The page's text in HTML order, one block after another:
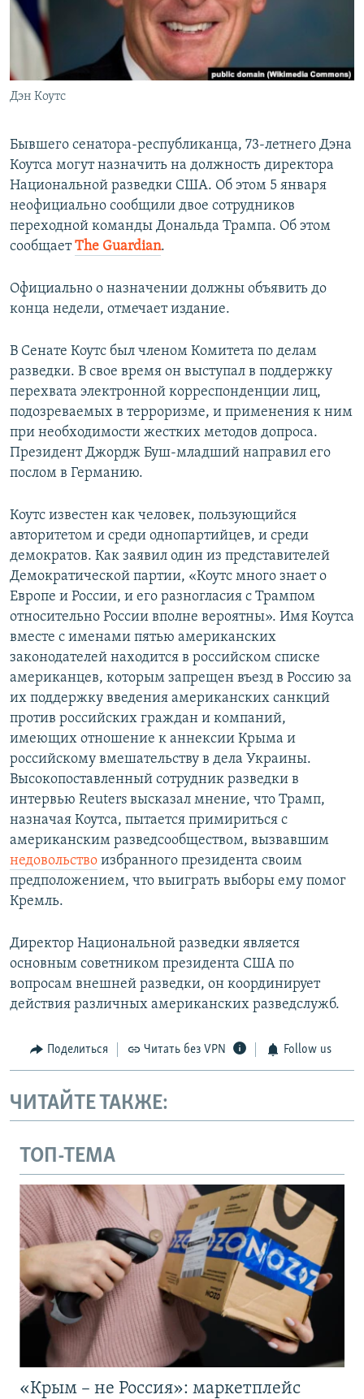
ПОБЕДИТЕЛЕЙ НЕ СУДЯТ?
КРЫМ.НЕПОКОРЕННЫЙ
ELIFBE
УКРАИНСКАЯ ПРОБЛЕМА КРЫМА
ПРИСОЕДИНЯЙТЕСЬ!
Дэн Коутс
Бывшего сенатора-республиканца, 73-летнего Дэна
Коутса могут назначить на должность директора
Национальной разведки США. Об этом 5 января
неофициально сообщили двое сотрудников
переходной команды Дональда Трампа. Об этом
сообщаетThe Guardian.
Официально о назначении должны объявить до
конца недели, отмечает издание.
В Сенате Коутс был членом Комитета по делам
разведки. В свое время он выступал в поддержку
перехвата электронной корреспонденции лиц,
подозреваемых в терроризме, и применения к ним
при необходимости жестких методов допроса.
Президент Джордж Буш-младший направил его
послом в Германию.
Коутс известен как человек, пользующийся
авторитетом и среди однопартийцев, и среди
демократов. Как заявил один из представителей
Демократической партии, «Коутс много знает о
Европе и России, и его разногласия с Трампом
относительно России вполне вероятны». Имя Коутса
вместе с именами пятью американских
законодателей находится в российском списке
американцев, которым запрещен въезд в Россию за
их поддержку введения американских санкций
против российских граждан и компаний,
имеющих отношение к аннексии Крыма и
российскому вмешательству в дела Украины.
Высокопоставленный сотрудник разведки в
интервью Reuters высказал мнение, что Трамп,
назначая Коутса, пытается примириться с
американским разведсообществом, вызвавшим
недовольство избранного президента своим
предположением, что выиграть выборы ему помог
Кремль.
Директор Национальной разведки является
основным советником президента США по
вопросам внешней разведки, он координирует
действия различных американских разведслужб.
Поделиться Читать без VPN Follow us
ЧИТАЙТЕ ТАКЖЕ:
ТОП-ТЕМА
«Крым – не Россия»: маркетплейс